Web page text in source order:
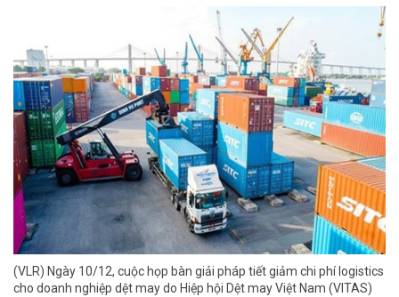
(VLR) Ngày 10/12, cuộc họp bàn giải pháp tiết giảm chi phí logistics
cho doanh nghiệp dệt may do Hiệp hội Dệt may Việt Nam (VITAS)